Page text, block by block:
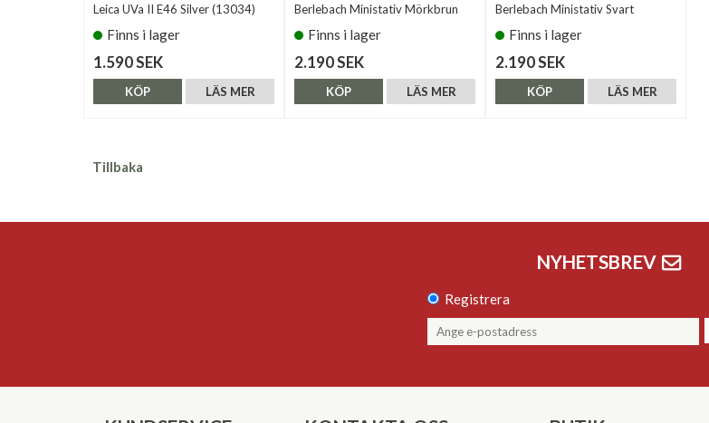
Leica UVa II E46 Silver (13034)
Finns i lager
1.590 SEK
LÄS MER
KÖP
Berlebach Ministativ Mörkbrun
Finns i lager
2.190 SEK
LÄS MER
KÖP
Berlebach Ministativ Svart
Finns i lager
2.190 SEK
LÄS MER
KÖP
Tillbaka
NYHETSBREV
Registrera